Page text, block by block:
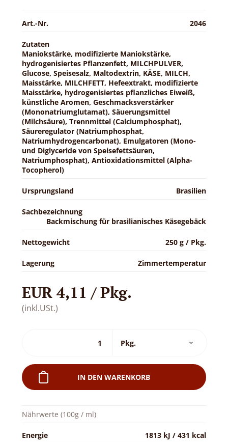
Art.-Nr. 2046
Zutaten
Maniokstärke, modifizierte Maniokstärke,
hydrogenisiertes Pflanzenfett, MILCHPULVER,
Glucose, Speisesalz, Maltodextrin, KÄSE, MILCH,
Maisstärke, MILCHFETT, Hefeextrakt, modifizierte
Maisstärke, hydrogenisiertes pflanzliches Eiweiß,
künstliche Aromen, Geschmacksverstärker
(Mononatriumglutamat), Säuerungsmittel
(Milchsäure), Trennmittel (Calciumphosphat),
Säureregulator (Natriumphosphat,
Natriumhydrogencarbonat), Emulgatoren (Mono-
und Diglyceride von Speisefettsäuren,
Natriumphosphat), Antioxidationsmittel (Alpha-
Tocopherol)
Ursprungsland Brasilien
Sachbezeichnung
Backmischung für brasilianisches Käsegebäck
Nettogewicht 250 g / Pkg.
Lagerung Zimmertemperatur
EUR 4,11 / Pkg.
(inkl.USt.)
IN DEN WARENKORB
Nährwerte (100g / ml)
Energie 1813 kJ / 431 kcal